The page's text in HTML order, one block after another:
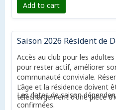
Add to cart
Accès au club pour les
pour rester actif, améliorer
communauté conviviale.
L’âge et la résidence doivent
téléchargement d’une pièce
Les dates de saison
confirmées.